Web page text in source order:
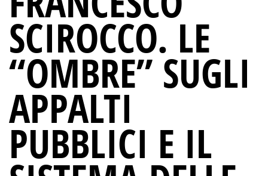
SCIROCCO. LE
“OMBRE” SUGLI
APPALTI
PUBBLICI E IL